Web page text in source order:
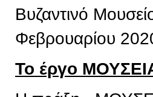
Βυζαντινό
Φεβρουαρίου
Το έργο ΜΟΥΣΕΙΑ